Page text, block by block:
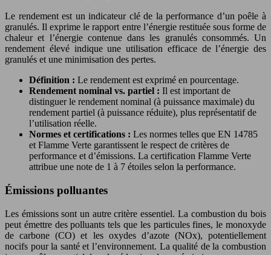
Le rendement est un indicateur clé de la performance d’un poêle à
granulés. Il exprime le rapport entre l’énergie restituée sous forme de
chaleur et l’énergie contenue dans les granulés consommés. Un
rendement élevé indique une utilisation efficace de l’énergie des
granulés et une minimisation des pertes.
Définition : Le rendement est exprimé en pourcentage.
Rendement nominal vs. partiel : Il est important de
distinguer le rendement nominal (à puissance maximale) du
rendement partiel (à puissance réduite), plus représentatif de
l’utilisation réelle.
Normes et certifications : Les normes telles que EN 14785
et Flamme Verte garantissent le respect de critères de
performance et d’émissions. La certification Flamme Verte
attribue une note de 1 à 7 étoiles selon la performance.
Émissions polluantes
Les émissions sont un autre critère essentiel. La combustion du bois
peut émettre des polluants tels que les particules fines, le monoxyde
de carbone (CO) et les oxydes d’azote (NOx), potentiellement
nocifs pour la santé et l’environnement. La qualité de la combustion